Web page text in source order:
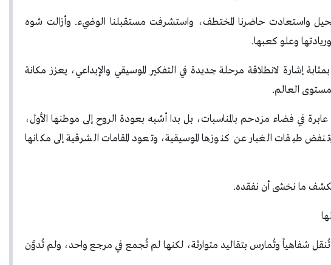
واستعادت حاضرنا المختطف، واستشرفت مستقبلنا الوضيء. وأزالت شوه
وعلو كعبها.
إشارة لانطلاقة مرحلة جديدة في التفكير الموسيقي والإبداعي، يعزز مكانة
العالم.
في فضاء مزدحم بالمناسبات، بل بدا أشبه بعودة الروح إلى موطنها الأول،
طبقات الغبار عن كنوزها الموسيقية، وتعود المقامات الشرقية إلى مكانها
ما نخشى أن نفقده.
شفاهياً وتُمارس بتقاليد متوارثة، لكنها لم تُجمع في مرجع واحد، ولم تُدوَّن